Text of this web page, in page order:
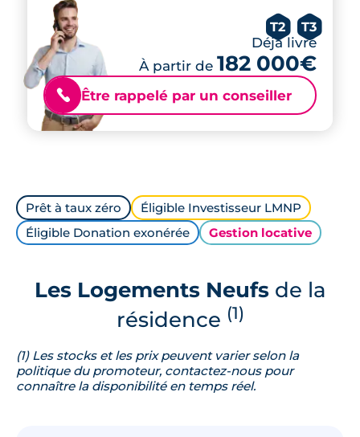
T2 T3
Déjà livré
À partir de 182 000€
📞 Être rappelé par un conseiller
Prêt à taux zéro
Éligible Investisseur LMNP
Éligible Donation exonérée
Gestion locative
Les Logements Neufsde la
résidence (1)
(1) Les stocks et les prix peuvent varier selon la
politique du promoteur, contactez-nous pour
connaître la disponibilité en temps réel.